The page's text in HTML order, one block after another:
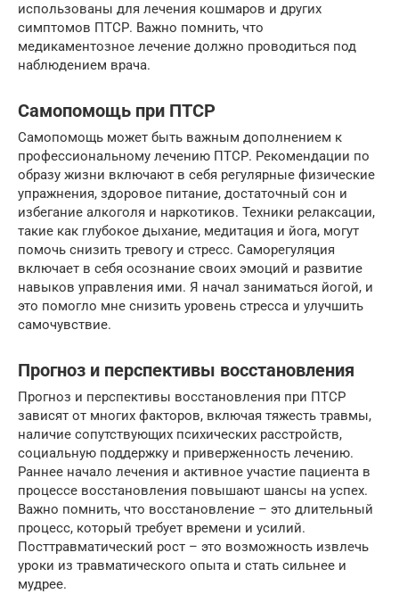
использованы для лечения кошмаров и других
симптомов ПТСР. Важно помнить, что
медикаментозное лечение должно проводиться под
наблюдением врача.
Самопомощь при ПТСР
Самопомощь может быть важным дополнением к
профессиональному лечению ПТСР. Рекомендации по
образу жизни включают в себя регулярные физические
упражнения, здоровое питание, достаточный сон и
избегание алкоголя и наркотиков. Техники релаксации,
такие как глубокое дыхание, медитация и йога, могут
помочь снизить тревогу и стресс. Саморегуляция
включает в себя осознание своих эмоций и развитие
навыков управления ими. Я начал заниматься йогой, и
это помогло мне снизить уровень стресса и улучшить
самочувствие.
Прогноз и перспективы восстановления
Прогноз и перспективы восстановления при ПТСР
зависят от многих факторов, включая тяжесть травмы,
наличие сопутствующих психических расстройств,
социальную поддержку и приверженность лечению.
Раннее начало лечения и активное участие пациента в
процессе восстановления повышают шансы на успех.
Важно помнить, что восстановление – это длительный
процесс, который требует времени и усилий.
Посттравматический рост – это возможность извлечь
уроки из травматического опыта и стать сильнее и
мудрее.